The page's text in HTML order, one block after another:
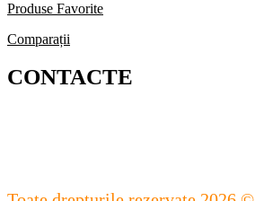
Produse Favorite
Comparații
CONTACTE